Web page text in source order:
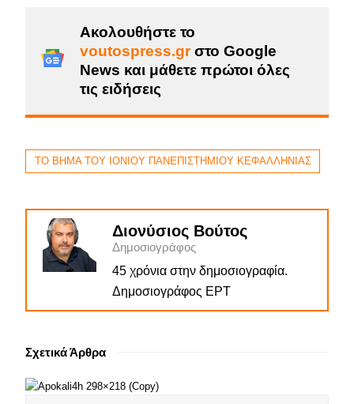
Ακολουθήστε το
voutospress.grστο Google
News και μάθετε πρώτοι όλες
τις ειδήσεις
ΤΟ ΒΗΜΑ ΤΟΥ ΙΟΝΙΟΥ ΠΑΝΕΠΙΣΤΗΜΙΟΥ ΚΕΦΑΛΛΗΝΙΑΣ
Διονύσιος Βούτος
Δημοσιογράφος
45 χρόνια στην δημοσιογραφία.
Δημοσιογράφος ΕΡΤ
Σχετικά Άρθρα